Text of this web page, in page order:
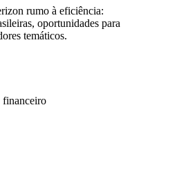
rumo à eficiência:
oportunidades para
temáticos.
financeiro